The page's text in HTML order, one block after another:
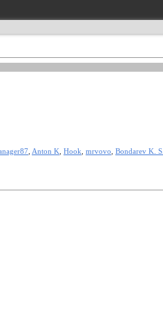
Anton K Hook mrvovo Bondarev K. S.